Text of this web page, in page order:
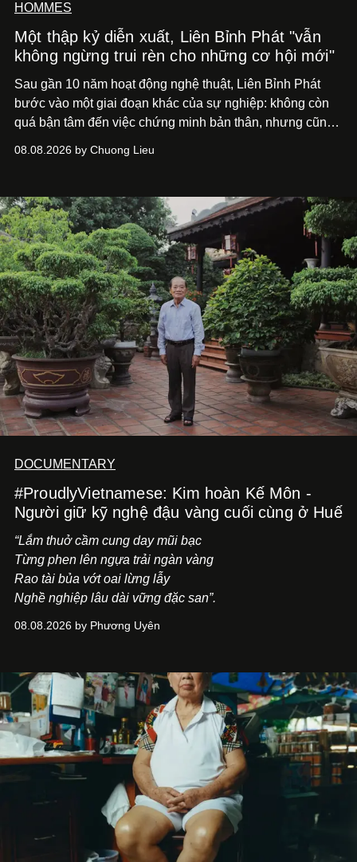
HOMMES
Một thập kỷ diễn xuất, Liên Bỉnh Phát "vẫn
không ngừng trui rèn cho những cơ hội mới"
Sau gần 10 năm hoạt động nghệ thuật, Liên Bỉnh Phát
bước vào một giai đoạn khác của sự nghiệp: không còn
quá bận tâm đến việc chứng minh bản thân, nhưng cũng
phim điện ảnh trong nửa đầu 2026 đến hành trình trở lại
bằng một tâm thế điềm tĩnh hơn. Anh tiếp tục học hỏi, trau
dồi và chờ đợi những vai diễn đủ sức đưa mình đến
những vùng đất mới. Ở tuổi ngoài 30, điều anh theo đuổi
không phải những đích đến quá lớn, mà là khả năng luôn
tiến về phía trước.
08.08.2026 by Chuong Lieu
DOCUMENTARY
#ProudlyVietnamese: Kim hoàn Kế Môn -
Người giữ kỹ nghệ đậu vàng cuối cùng ở Huế
“Lắm thuở cầm cung day mũi bạc
Từng phen lên ngựa trải ngàn vàng
Rao tài bủa vớt oai lừng lẫy
Nghề nghiệp lâu dài vững đặc san”.
08.08.2026 by Phương Uyên